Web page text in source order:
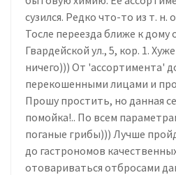
сузился. Редко что-то из т.
Тосле переезда ближе к дому
Гвардейской ул., 5, кор. 1.
ничего))) От 'ассортимента'
перекошенными лицами и
Прошу простить, но данная
помойка!.. По всем
поганые грибы))) Лучше
до гастрономов
отовариваться отбросами